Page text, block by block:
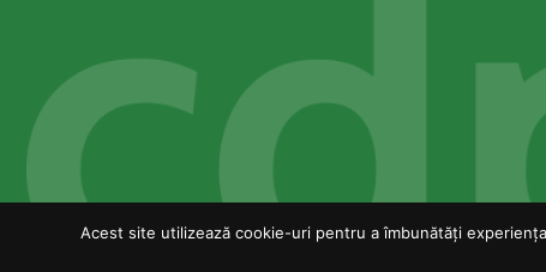
Acest site utilizează cookie-uri pentru a îmbunătăți